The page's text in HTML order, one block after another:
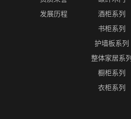
发展历程
酒柜系列
书柜系列
护墙板系列
整体家居系列
橱柜系列
衣柜系列